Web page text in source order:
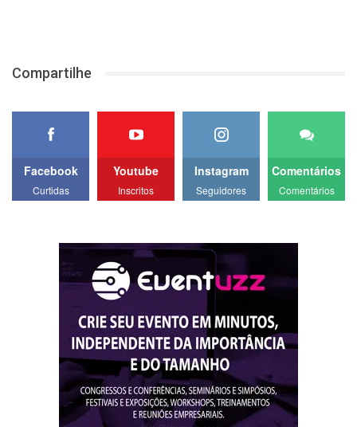
Compartilhe
Facebook
Curtidas
Youtube
Inscritos
Instagram
Seguidores
Comentários
Comentários